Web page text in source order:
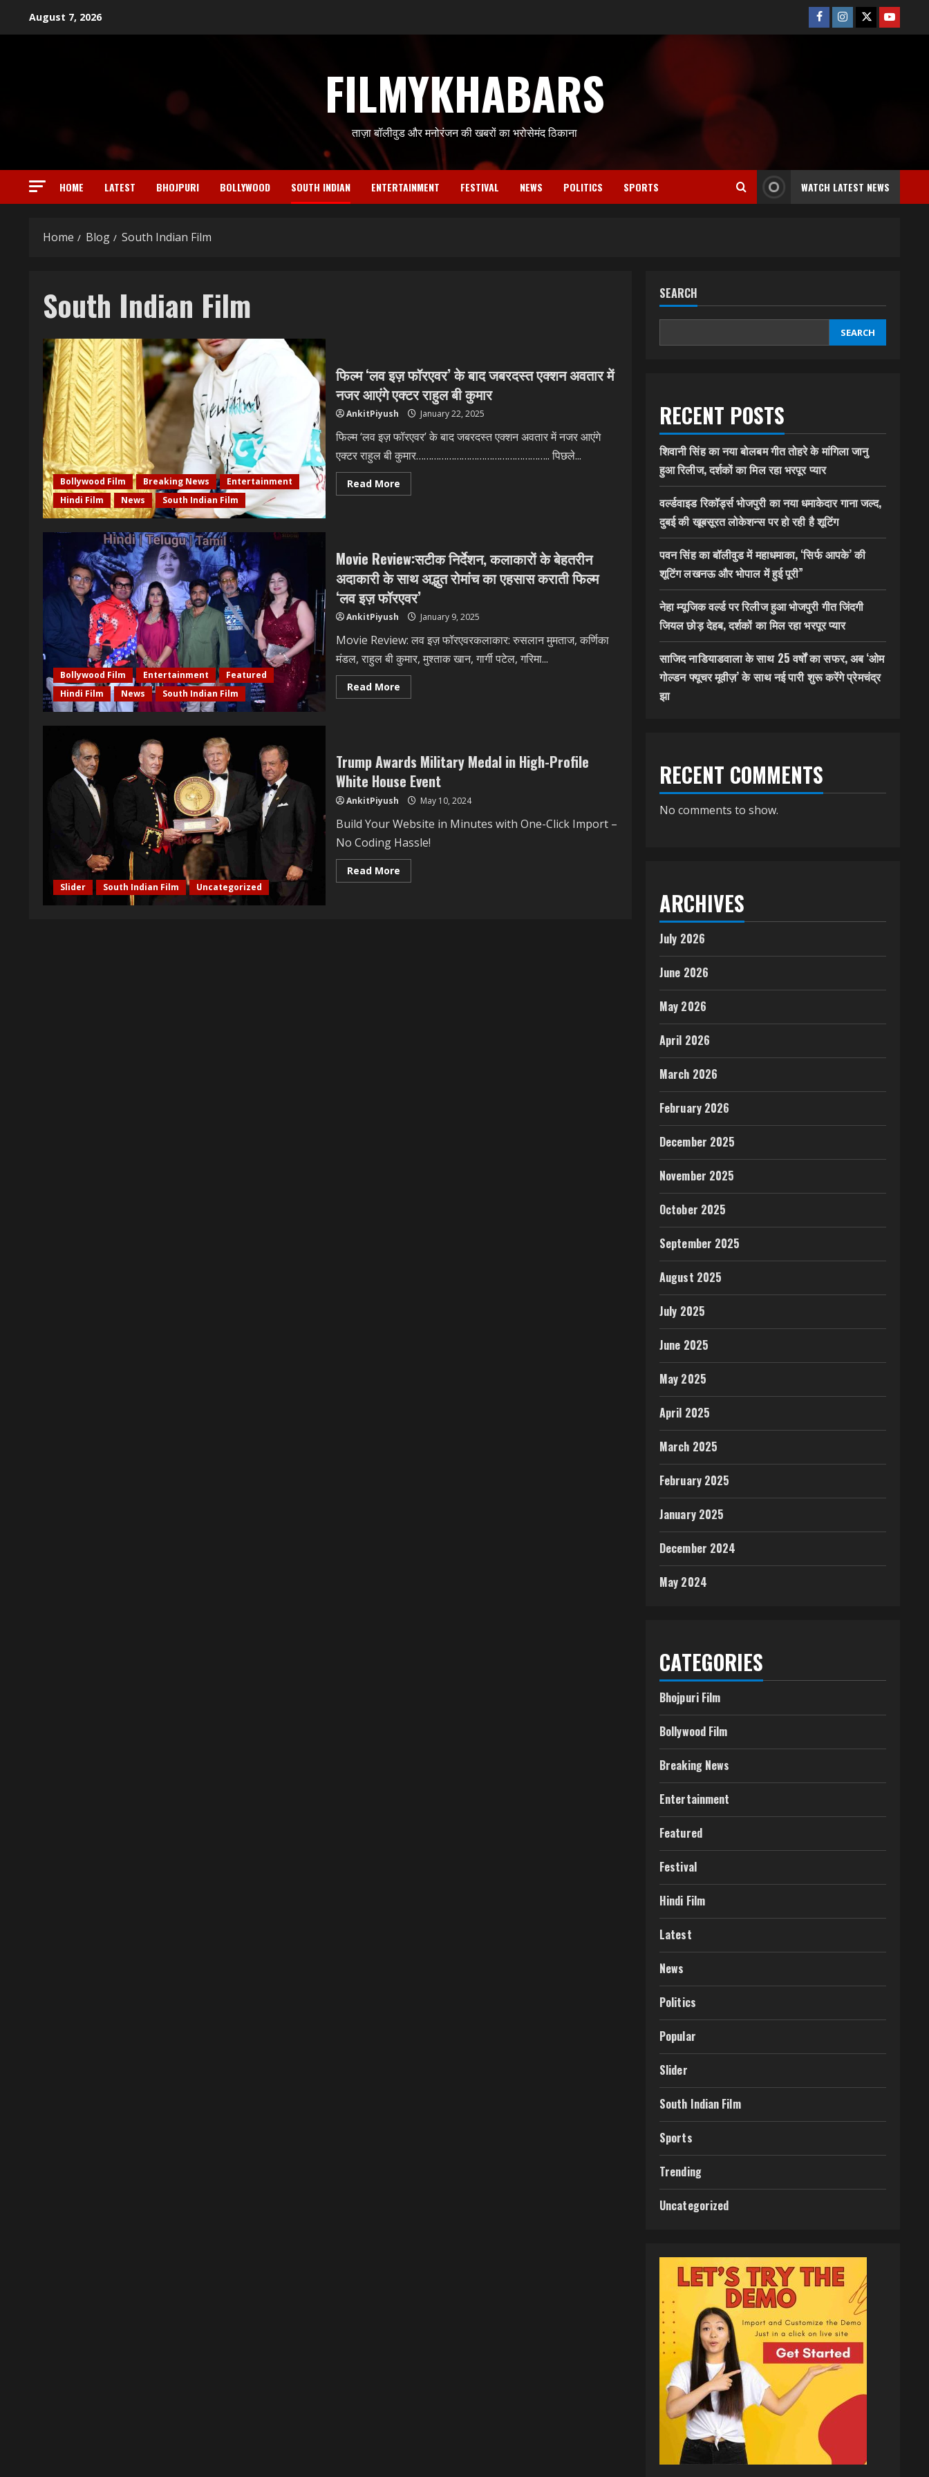
August 7, 2026 Facebook
Instagram
TwitterYoutube
FILMYKHABARS
ताज़ा बॉलीवुड और मनोरंजन की खबरों का भरोसेमंद ठिकाना
HOME LATEST BHOJPURI BOLLYWOOD SOUTH INDIAN ENTERTAINMENT FESTIVAL NEWS POLITICS SPORTS WATCH LATEST NEWS
Home Blog South Indian Film
South Indian Film
Bollywood Film Breaking News
Entertainment
Hindi Film
News South Indian Film
फिल्म ‘लव इज़ फॉरएवर’ के बाद जबरदस्त एक्शन अवतार में
नजर आएंगे एक्टर राहुल बी कुमार
AnkitPiyush January 22, 2025
फिल्म ‘लव इज़ फॉरएवर’ के बाद जबरदस्त एक्शन अवतार में नजर आएंगे
एक्टर राहुल बी कुमार…………………………………………….. पिछले...
Read MoreRead
more
बाद
जबरदस्त
एक्शन
अवतार
में
नजर
आएंगे
राहुल
बी
कुमार
Bollywood Film Entertainment
Featured
Hindi Film
News South Indian Film
Movie Review:सटीक निर्देशन, कलाकारों के बेहतरीन
अदाकारी के साथ अद्भुत रोमांच का एहसास कराती फिल्म
‘लव इज़ फॉरएवर’
AnkitPiyush January 9, 2025
Movie Review: लव इज़ फॉरएवरकलाकार: रुसलान मुमताज, कर्णिका
मंडल, राहुल बी कुमार, मुश्ताक खान, गार्गी पटेल, गरिमा...
Read MoreRead
more
बेहतरीन
अदाकारी
के
अद्भुत
का
एहसास
कराती
फिल्म
‘लव
इज़
फॉरएवर’
Slider South Indian Film Uncategorized
Trump Awards Military Medal in High-Profile
White House Event
AnkitPiyush May 10, 2024
Build Your Website in Minutes with One-Click Import –
No Coding Hassle!
Read MoreRead
more
SEARCH
SEARCH
RECENT POSTS
शिवानी सिंह का नया बोलबम गीत तोहरे के मांगिला जानु
हुआ रिलीज, दर्शकों का मिल रहा भरपूर प्यार
वर्ल्डवाइड रिकॉर्ड्स भोजपुरी का नया धमाकेदार गाना जल्द,
दुबई की खूबसूरत लोकेशन्स पर हो रही है शूटिंग
पवन सिंह का बॉलीवुड में महाधमाका, ‘सिर्फ आपके’ की
शूटिंग लखनऊ और भोपाल में हुई पूरी”
नेहा म्यूजिक वर्ल्ड पर रिलीज हुआ भोजपुरी गीत जिंदगी
जियल छोड़ देहब, दर्शकों का मिल रहा भरपूर प्यार
साजिद नाडियाडवाला के साथ 25 वर्षों का सफर, अब ‘ओम
गोल्डन फ्यूचर मूवीज़’ के साथ नई पारी शुरू करेंगे प्रेमचंद्र
झा
RECENT COMMENTS
No comments to show.
ARCHIVES
July 2026
June 2026
May 2026
April 2026
March 2026
February 2026
December 2025
November 2025
October 2025
September 2025
August 2025
July 2025
June 2025
May 2025
April 2025
March 2025
February 2025
January 2025
December 2024
May 2024
CATEGORIES
Bhojpuri Film
Bollywood Film
Breaking News
Entertainment
Featured
Festival
Hindi Film
Latest
News
Politics
Popular
Slider
South Indian Film
Sports
Trending
Uncategorized